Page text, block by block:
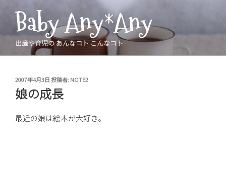
ツ
Baby Any*Any
出産や育児の あんなコト こんなコト
投
稿
日:
2007年4月3日投稿者:NOTE2
娘の成長
最近の娘は絵本が大好き。